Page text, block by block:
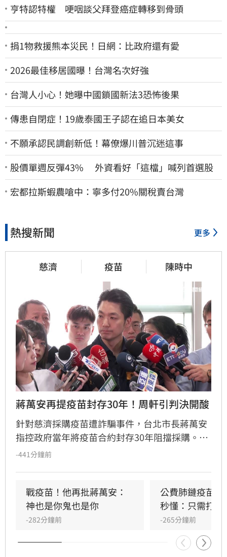
亨特認特權 哽咽談父拜登癌症轉移到骨頭
捐1物救援熊本災民！日網：比政府還有愛
2026最佳移居國曝！台灣名次好強
台灣人小心！她曝中國鎖國新法3恐怖後果
傳患自閉症！19歲泰國王子認在追日本美女
不願承認民調創新低！幕僚爆川普沉迷這事
股價單週反彈43% 外資看好「這檔」喊列首選股
宏都拉斯蝦農嗆中：寧多付20%關稅賣台灣
熱搜新聞 更多
慈濟 疫苗 陳時中
蔣萬安再提疫苗封存30年！周軒引判決開酸
針對慈濟採購疫苗遭詐騙事件，台北市長蔣萬安
指控政府當年將疫苗合約封存30年阻擋採購。對
此，周軒發文反擊，指出吳子嘉曾因散布「政府
次澄清，並質疑蔣萬安身為市長卻對此司法判決
一無所知，大酸其言論恐步上吳子嘉後塵，引發
社會對於疫苗採購政治爭議與假訊息議題的廣泛
-441分鐘前
戰疫苗！他再批蔣萬安：
神也是你鬼也是你
-282分鐘前
公費肺鏈疫苗8/
秒懂：只需打1
-265分鐘前